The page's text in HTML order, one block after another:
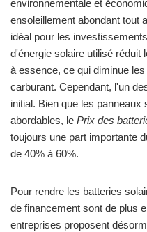
environnementale et
ensoleillement abondant tout
idéal pour les
d'énergie solaire utilisé réduit
à essence, ce qui diminue
carburant. Cependant, l'un
initial. Bien que les
abordables, le Prix des
toujours une part importante
de 40% à 60%.
Pour rendre les batteries
de financement sont de plus
entreprises proposent